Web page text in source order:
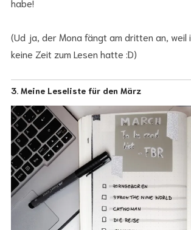
habe!
(Ud ja, der Mona fängt am dritten an, weil
keine Zeit zum Lesen hatte :D)
3. Meine Leseliste für den März